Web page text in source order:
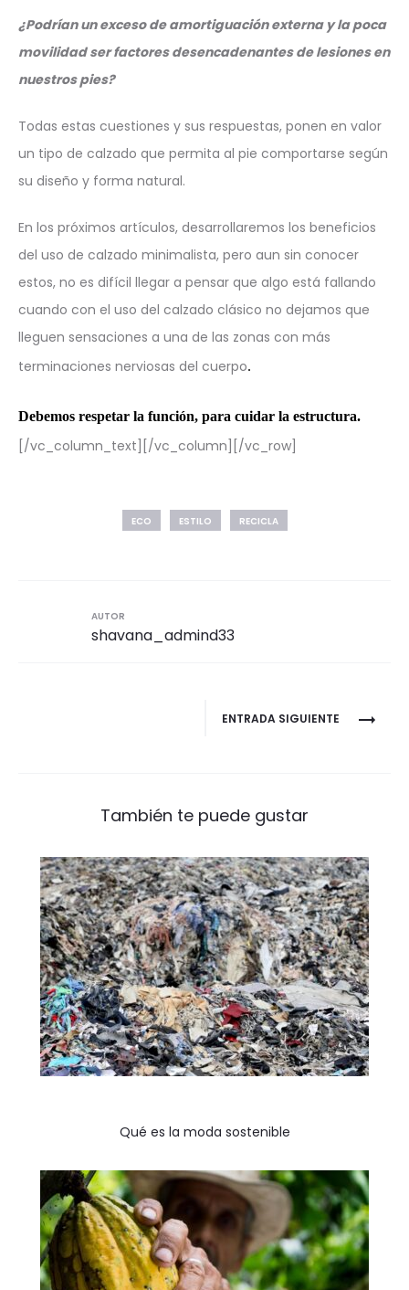
¿Podrían un exceso de amortiguación externa y la poca
movilidad ser factores desencadenantes de lesiones en
nuestros pies?
Todas estas cuestiones y sus respuestas, ponen en valor
un tipo de calzado que permita al pie comportarse según
su diseño y forma natural.
En los próximos artículos, desarrollaremos los beneficios
del uso de calzado minimalista, pero aun sin conocer
estos, no es difícil llegar a pensar que algo está fallando
cuando con el uso del calzado clásico no dejamos que
lleguen sensaciones a una de las zonas con más
terminaciones nerviosas del cuerpo.
Debemos respetar la función, para cuidar la estructura.
[/vc_column_text][/vc_column][/vc_row]
ECO ESTILO RECICLA
AUTOR
shavana_admind33
ENTRADA SIGUIENTE
También te puede gustar
Qué es la moda sostenible